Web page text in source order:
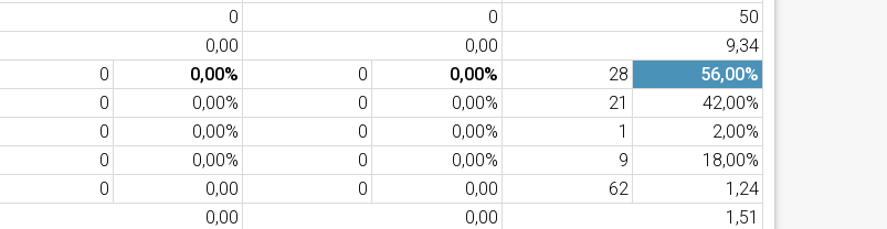
0 0
50
0,00 0,00
9,34
0 0,00% 0 0,00% 28
56,00%
0 0,00% 0 0,00% 21
42,00%
0 0,00% 0 0,00% 1
2,00%
0 0,00% 0 0,00% 9
18,00%
0 0,00 0 0,00 62
1,24
0,00 0,00
1,51